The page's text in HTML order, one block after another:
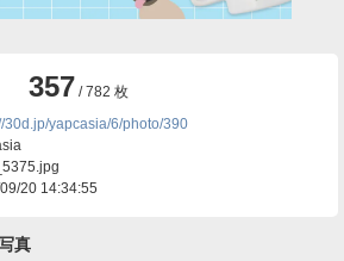
357 / 782 枚
30d.jp/yapcasia/6/photo/390
20 14:34:55
真